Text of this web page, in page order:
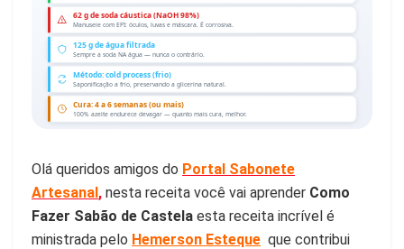
62 g de soda cáustica (NaOH 98%)
Manuseie com EPI: óculos, luvas e máscara. É corrosiva.
125 g de água filtrada
Sempre a soda NA água — nunca o contrário.
Método: cold process (frio)
Saponificação a frio, preservando a glicerina natural.
Cura: 4 a 6 semanas (ou mais)
100% azeite endurece devagar — quanto mais cura, melhor.
Olá queridos amigos do Portal Sabonete
Artesanal, nesta receita você vai aprender Como
Fazer Sabão de Castela esta receita incrível é
ministrada pelo Hemerson Esteque que contribui